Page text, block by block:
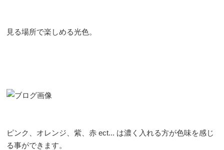
見る場所で楽しめる光色。
ピンク、オレンジ、紫、赤 ect... は濃く入れる方が色味を感じ
る事ができます。